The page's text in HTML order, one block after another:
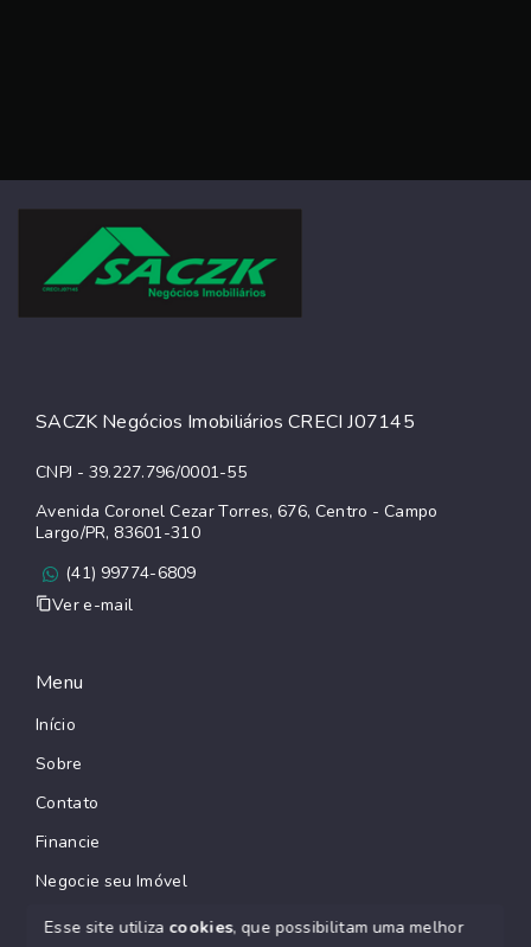
SACZK Negócios Imobiliários CRECI J07145
CNPJ - 39.227.796/0001-55
Avenida Coronel Cezar Torres, 676, Centro - Campo
Largo/PR, 83601-310
(41) 99774-6809
Ver e-mail
Menu
Início
Sobre
Contato
Financie
Negocie seu Imóvel
Esse site utiliza cookies, que possibilitam uma melhor